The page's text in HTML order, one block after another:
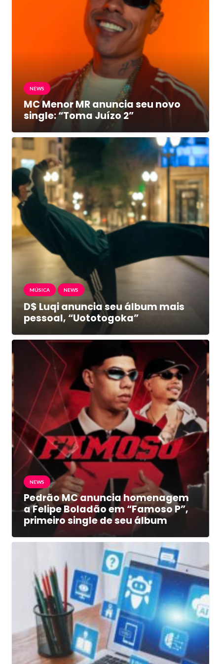
NEWS
MC Menor MR anuncia seu novo
single: “Toma Juízo 2”
MÚSICA NEWS
D$ Luqi anuncia seu álbum mais
pessoal, “Uototogoka”
NEWS
Pedrão MC anuncia homenagem
a Felipe Boladão em “Famoso P”,
primeiro single de seu álbum